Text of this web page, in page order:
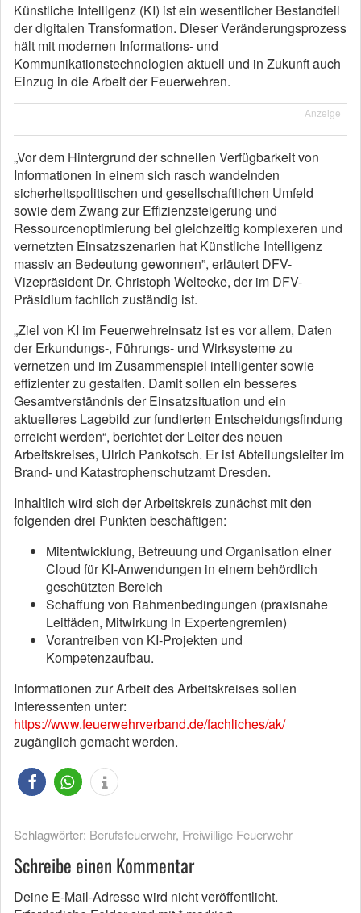
Künstliche Intelligenz (KI) ist ein wesentlicher Bestandteil
der digitalen Transformation. Dieser Veränderungsprozess
hält mit modernen Informations- und
Kommunikationstechnologien aktuell und in Zukunft auch
Einzug in die Arbeit der Feuerwehren.
Anzeige
„Vor dem Hintergrund der schnellen Verfügbarkeit von
Informationen in einem sich rasch wandelnden
sicherheitspolitischen und gesellschaftlichen Umfeld
sowie dem Zwang zur Effizienzsteigerung und
Ressourcenoptimierung bei gleichzeitig komplexeren und
vernetzten Einsatzszenarien hat Künstliche Intelligenz
massiv an Bedeutung gewonnen”, erläutert DFV-
Vizepräsident Dr. Christoph Weltecke, der im DFV-
Präsidium fachlich zuständig ist.
„Ziel von KI im Feuerwehreinsatz ist es vor allem, Daten
der Erkundungs-, Führungs- und Wirksysteme zu
vernetzen und im Zusammenspiel intelligenter sowie
effizienter zu gestalten. Damit sollen ein besseres
Gesamtverständnis der Einsatzsituation und ein
aktuelleres Lagebild zur fundierten Entscheidungsfindung
erreicht werden“, berichtet der Leiter des neuen
Arbeitskreises, Ulrich Pankotsch. Er ist Abteilungsleiter im
Brand- und Katastrophenschutzamt Dresden.
Inhaltlich wird sich der Arbeitskreis zunächst mit den
folgenden drei Punkten beschäftigen:
Mitentwicklung, Betreuung und Organisation einer
Cloud für KI-Anwendungen in einem behördlich
geschützten Bereich
Schaffung von Rahmenbedingungen (praxisnahe
Leitfäden, Mitwirkung in Expertengremien)
Vorantreiben von KI-Projekten und
Kompetenzaufbau.
Informationen zur Arbeit des Arbeitskreises sollen
Interessenten unter:
https://www.feuerwehrverband.de/fachliches/ak/
zugänglich gemacht werden.
Schlagwörter: Berufsfeuerwehr, Freiwillige Feuerwehr
Schreibe einen Kommentar
Deine E-Mail-Adresse wird nicht veröffentlicht.